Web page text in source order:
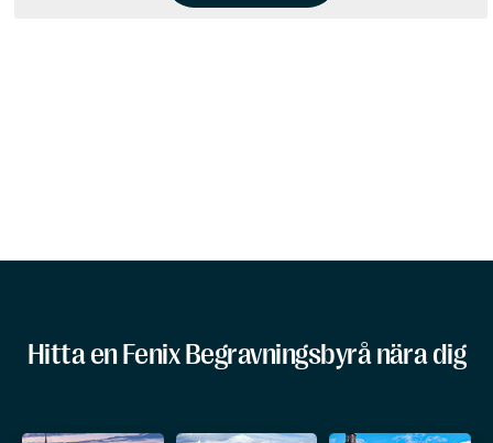
Hitta en Fenix Begravningsbyrå nära dig